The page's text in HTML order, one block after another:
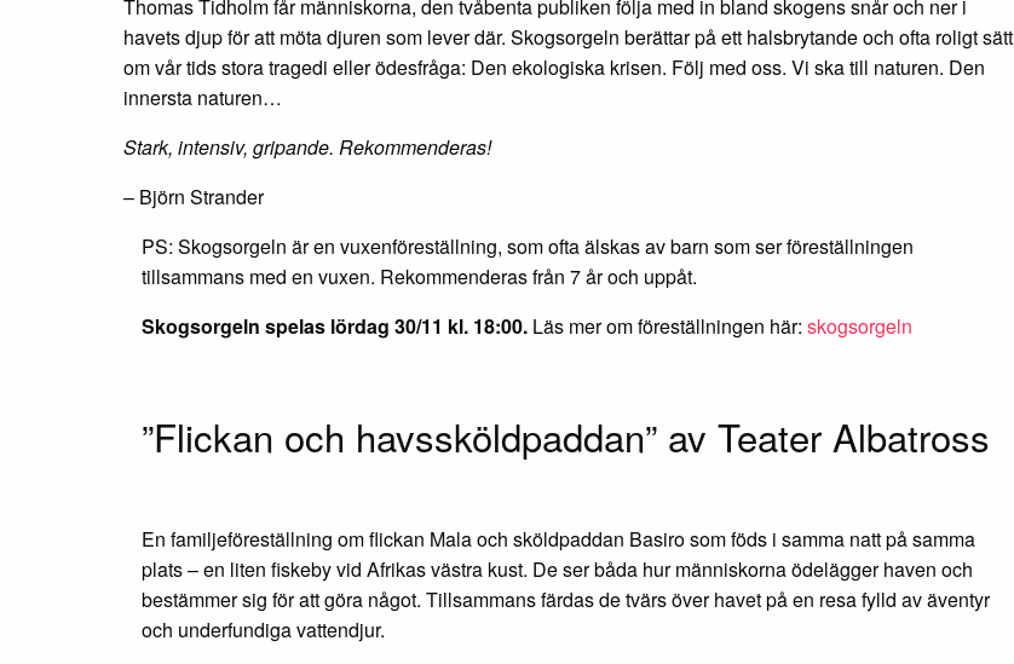
Thomas Tidholm får människorna, den tvåbenta publiken följa med in bland skogens snår och ner i
havets djup för att möta djuren som lever där. Skogsorgeln berättar på ett halsbrytande och ofta roligt sätt
om vår tids stora tragedi eller ödesfråga: Den ekologiska krisen. Följ med oss. Vi ska till naturen. Den
innersta naturen…
Stark, intensiv, gripande. Rekommenderas!
– Björn Strander
PS: Skogsorgeln är en vuxenföreställning, som ofta älskas av barn som ser föreställningen
tillsammans med en vuxen. Rekommenderas från 7 år och uppåt.
Skogsorgeln spelas lördag 30/11 kl. 18:00. Läs mer om föreställningen här: skogsorgeln
”Flickan och havssköldpaddan” av Teater Albatross
En familjeföreställning om flickan Mala och sköldpaddan Basiro som föds i samma natt på samma
plats – en liten fiskeby vid Afrikas västra kust. De ser båda hur människorna ödelägger haven och
bestämmer sig för att göra något. Tillsammans färdas de tvärs över havet på en resa fylld av äventyr
och underfundiga vattendjur.